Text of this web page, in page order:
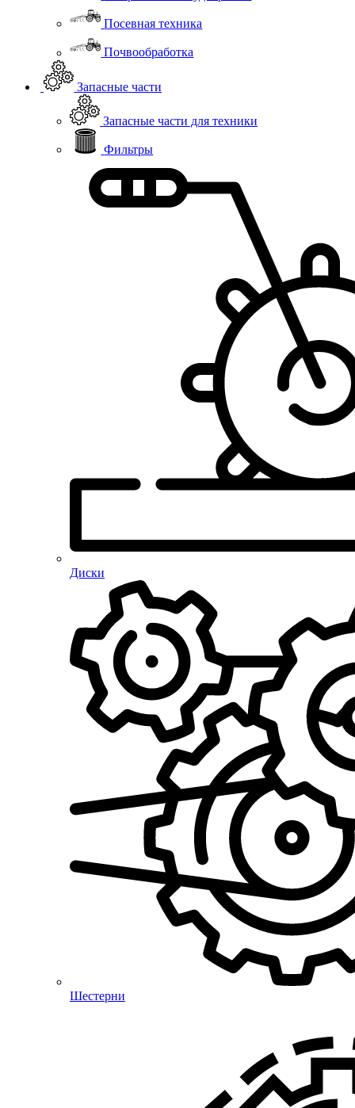
Посевная техника
Почвообработка
Запасные части
Запасные части для техники
Фильтры
Диски
Шестерни